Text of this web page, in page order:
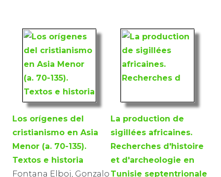
Los orígenes del
cristianismo en Asia
Menor (a. 70-135).
Textos e historia
Fontana Elboj, Gonzalo
La production de
sigillées africaines.
Recherches d'histoire
et d'archeologie en
Tunisie septentrionale